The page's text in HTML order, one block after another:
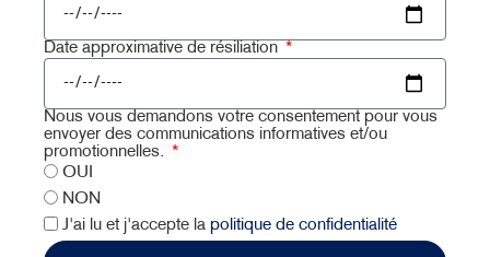
Date approximative de résiliation
Nous vous demandons votre consentement pour vous
envoyer des communications informatives et/ou
promotionnelles.
OUI
NON
J'ai lu et j'accepte la politique de confidentialité